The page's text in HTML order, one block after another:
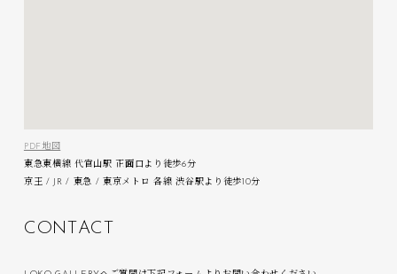
PDF地図
東急東横線 代官山駅 正面口より徒歩6分
京王 / JR / 東急 / 東京メトロ 各線 渋谷駅より徒歩10分
C ON T AC T